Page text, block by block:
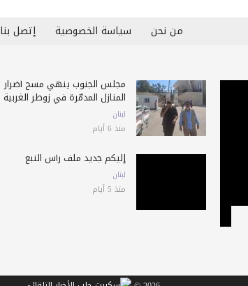
من نحن سياسة الخصوصية إتصل بنا
مجلس الجنوب ينهي مسح أضرار
المنازل المدمّرة في زوطر الغربية
لبنان
منذ 6 أيام
إليكم جديد ملف رأس النبع
لبنان
منذ 5 أيام